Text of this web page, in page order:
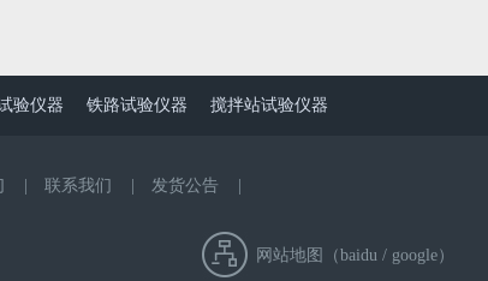
验仪器 铁路试验仪器 搅拌站试验仪器
联系我们 发货公告
网站地图（baidu / google）